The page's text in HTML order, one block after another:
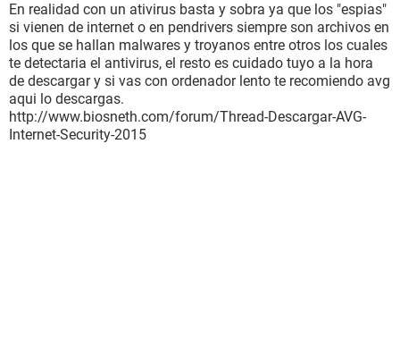
En realidad con un ativirus basta y sobra ya que los "espias"
si vienen de internet o en pendrivers siempre son archivos en
los que se hallan malwares y troyanos entre otros los cuales
te detectaria el antivirus, el resto es cuidado tuyo a la hora
de descargar y si vas con ordenador lento te recomiendo avg
aqui lo descargas.
http://www.biosneth.com/forum/Thread-Descargar-AVG-
Internet-Security-2015